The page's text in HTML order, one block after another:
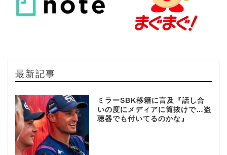
最新記事
ミラーSBK移籍に言及『話し合
いの度にメディアに筒抜けで…盗
聴器でも付いてるのかな』